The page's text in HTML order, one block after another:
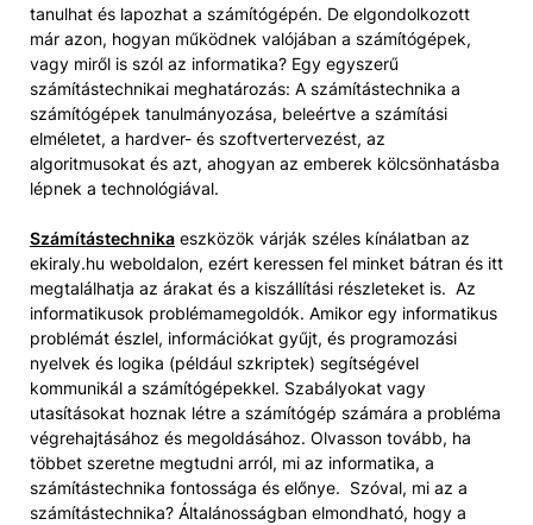
tanulhat és lapozhat a számítógépén. De elgondolkozott
már azon, hogyan működnek valójában a számítógépek,
vagy miről is szól az informatika? Egy egyszerű
számítástechnikai meghatározás: A számítástechnika a
számítógépek tanulmányozása, beleértve a számítási
elméletet, a hardver- és szoftvertervezést, az
algoritmusokat és azt, ahogyan az emberek kölcsönhatásba
lépnek a technológiával.
Számítástechnika eszközök várják széles kínálatban az
ekiraly.hu weboldalon, ezért keressen fel minket bátran és itt
megtalálhatja az árakat és a kiszállítási részleteket is. Az
informatikusok problémamegoldók. Amikor egy informatikus
problémát észlel, információkat gyűjt, és programozási
nyelvek és logika (például szkriptek) segítségével
kommunikál a számítógépekkel. Szabályokat vagy
utasításokat hoznak létre a számítógép számára a probléma
végrehajtásához és megoldásához. Olvasson tovább, ha
többet szeretne megtudni arról, mi az informatika, a
számítástechnika fontossága és előnye. Szóval, mi az a
számítástechnika? Általánosságban elmondható, hogy a